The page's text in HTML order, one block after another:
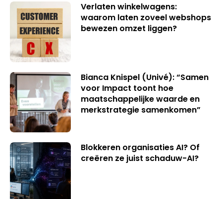
Verlaten winkelwagens:
waarom laten zoveel webshops
bewezen omzet liggen?
Bianca Knispel (Univé): “Samen
voor Impact toont hoe
maatschappelijke waarde en
merkstrategie samenkomen”
Blokkeren organisaties AI? Of
creëren ze juist schaduw-AI?